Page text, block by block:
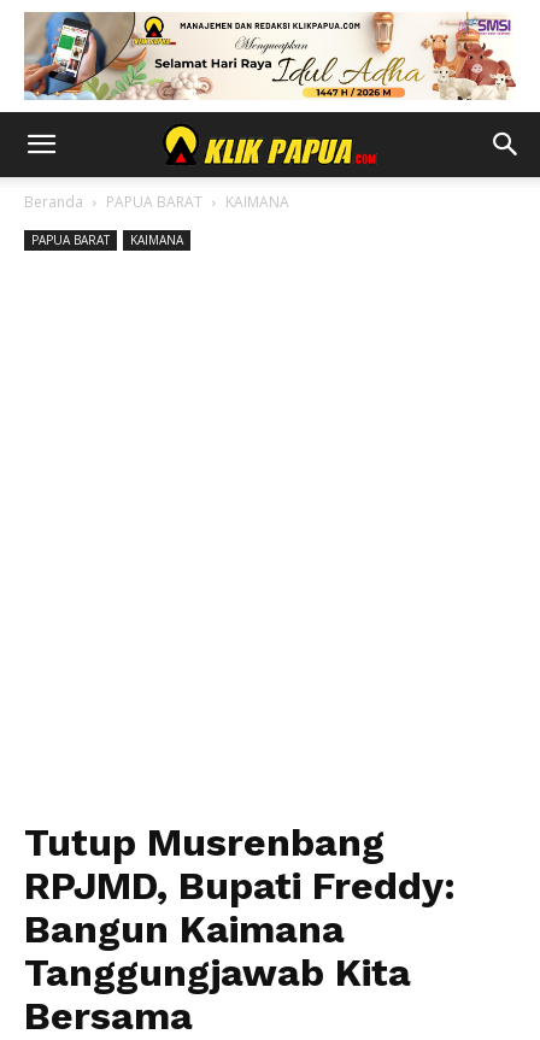
Beranda PAPUA BARAT KAIMANA
PAPUA BARAT KAIMANA
Tutup Musrenbang
RPJMD, Bupati Freddy:
Bangun Kaimana
Tanggungjawab Kita
Bersama